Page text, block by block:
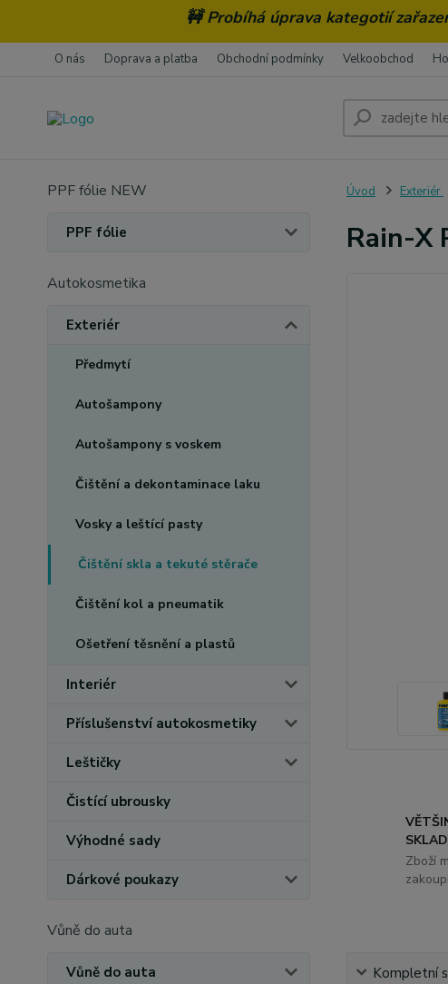
🚧 Probíhá úprava kategotií
O nás Doprava a platba Obchodní podmínky Velkoobchod
PPF fólie NEW
PPF fólie
Autokosmetika
Exteriér
Předmytí
Autošampony
Autošampony s voskem
Čištění a dekontaminace laku
Vosky a leštící pasty
Čištění skla a tekuté stěrače
Čištění kol a pneumatik
Ošetření těsnění a plastů
Interiér
Příslušenství autokosmetiky
Leštičky
Čistící ubrousky
Výhodné sady
Dárkové poukazy
Vůně do auta
Vůně do auta
Úvod Exteriér
Rain-X
Zboží
Kompletní